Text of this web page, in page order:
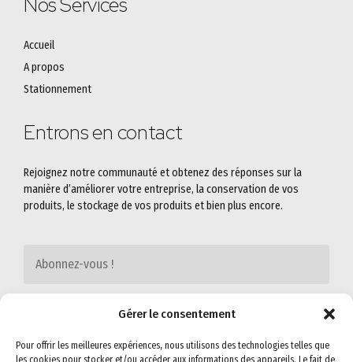
Gérer le consentement
Pour offrir les meilleures expériences, nous utilisons des technologies telles que
les cookies pour stocker et/ou accéder aux informations des appareils. Le fait de
Accueil
A propos
Stationnement
Entrons en contact
Rejoignez notre communauté et obtenez des réponses sur la
manière d’améliorer votre entreprise, la conservation de vos
produits, le stockage de vos produits et bien plus encore.